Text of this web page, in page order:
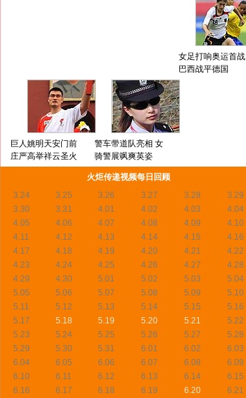
女足打响奥运首战
巴西战平德国
巨人姚明天安门前
庄严高举祥云圣火
警车带道队亮相 女
骑警展飒爽英姿
火炬传递视频每日回顾
3.24
3.25 3.26 3.27 3.28
3.29
3.30
3.31 4.01 4.02 4.03
4.04
4.05
4.06 4.07 4.08 4.09
4.10
4.11
4.12 4.13 4.14 4.15
4.16
4.17
4.18 4.19 4.20 4.21
4.22
4.23
4.24 4.25 4.26 4.27
4.28
4.29
4.30 5.01 5.02 5.03
5.04
5.05
5.06 5.07 5.08 5.09
5.10
5.11
5.12 5.13 5.14 5.15
5.16
5.17
5.18 5.19 5.20 5.21
5.22
5.23
5.24 5.25 5.26 5.27
5.28
5.29
5.30 5.31 6.01 6.02
6.03
6.04
6.05 6.06 6.07 6.08
6.09
6.10
6.11 6.12 6.13 6.14
6.15
6.16
6.17 6.18 6.19 6.20
6.21